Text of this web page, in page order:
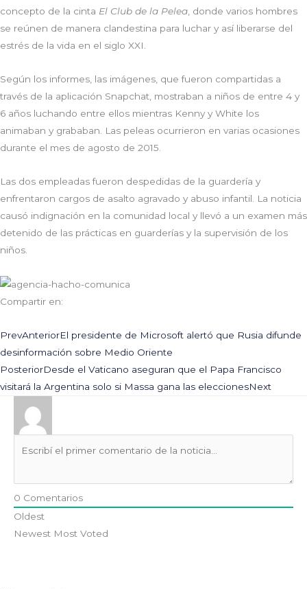
concepto de la cinta El Club de la Pelea , donde varios hombres
se reúnen de manera clandestina para luchar y así liberarse del
estrés de la vida en el siglo XXI.
Según los informes, las imágenes, que fueron compartidas a
través de la aplicación Snapchat, mostraban a niños de entre 4 y
6 años luchando entre ellos mientras Kenny y White los
animaban y grababan. Las peleas ocurrieron en varias ocasiones
durante el mes de agosto de 2015.
Las dos empleadas fueron despedidas de la guardería y
enfrentaron cargos de asalto agravado y abuso infantil. La noticia
causó indignación en la comunidad local y llevó a un examen más
detenido de las prácticas en guarderías y la supervisión de los
niños.
Compartir en:
PrevAnteriorEl presidente de Microsoft alertó que Rusia difunde
desinformación sobre Medio Oriente
PosteriorDesde el Vaticano aseguran que el Papa Francisco
visitará la Argentina solo si Massa gana las eleccionesNext
0 Comentarios
Oldest
Newest Most Voted